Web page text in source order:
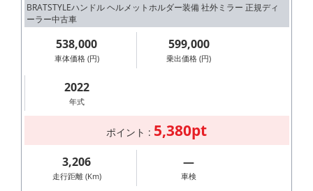
BRATSTYLEハンドル ヘルメットホルダー装備 社外ミラー 正規ディ
ーラー中古車
538,000
車体価格 (円)
599,000
乗出価格 (円)
2022
年式
ポイント : 5,380pt
3,206
走行距離 (Km)
―
車検